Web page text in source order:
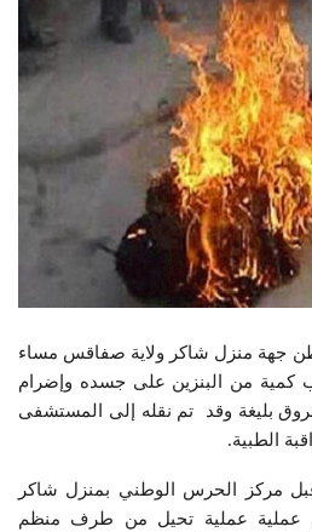
24 سنة قاطن جهة منزل شاكر ولاية صفاقس مساء
كمية من البنزين على جسده وإضرام
بليغة وقد تم نقله إلى المستشفى
الطبية.
مركز الحرس الوطني بمنزل شاكر
عملية عملية تحيل من طرف منظم